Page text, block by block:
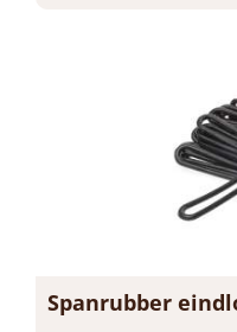
Spanrubber